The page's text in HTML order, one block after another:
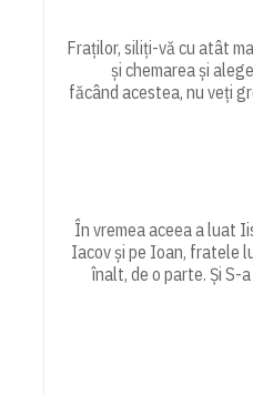
Fraților, siliți-vă cu atât
și chemarea și
făcând acestea, nu veți
În vremea aceea a luat
Iacov și pe Ioan, fratele
înalt, de o parte. Și S-